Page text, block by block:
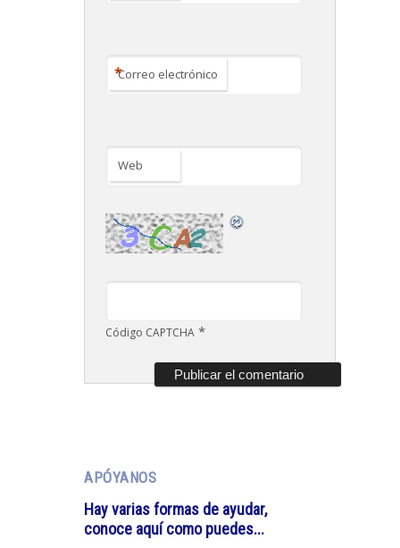
Correo electrónico
*
Web
Código CAPTCHA *
APÓYANOS
Hay varias formas de ayudar,
conoce aquí como puedes...